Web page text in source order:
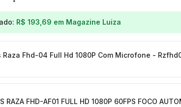
para Webcam Pcyes Raza Fhd-Af01 Full
R$ 193,69 em Magazine Luiza
Raza Fhd-04 Full Hd 1080P Com Microfone -
RAZA FHD-AF01 FULL HD 1080P 60FPS FOCO